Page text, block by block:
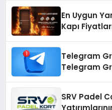
En Uygun
Kapı
Telegram
Telegram
SRV Padel